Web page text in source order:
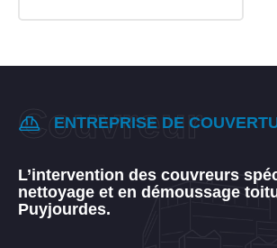
ENTREPRISE DE
L’intervention des couvreurs
nettoyage et en démoussage
Puyjourdes.